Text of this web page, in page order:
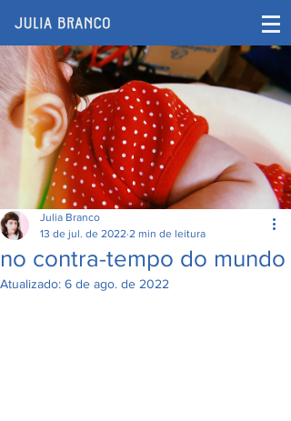
no contra-tempo do mundo
Julia Branco
13 de jul. de 2022 2 min de leitura
Atualizado: 6 de ago. de 2022